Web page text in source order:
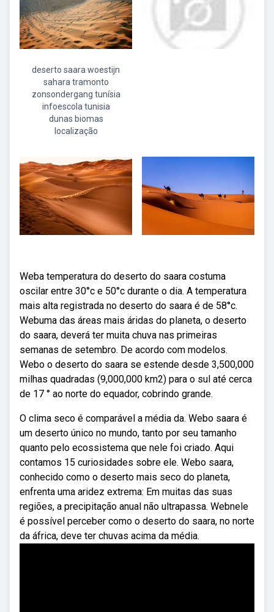
deserto saara woestijn
sahara tramonto
zonsondergang tunísia
infoescola tunisia
dunas biomas
localização
Weba temperatura do deserto do saara costuma
oscilar entre 30°c e 50°c durante o dia. A temperatura
mais alta registrada no deserto do saara é de 58°c.
Webuma das áreas mais áridas do planeta, o deserto
do saara, deverá ter muita chuva nas primeiras
semanas de setembro. De acordo com modelos.
Webo o deserto do saara se estende desde 3,500,000
milhas quadradas (9,000,000 km2) para o sul até cerca
de 17 ° ao norte do equador, cobrindo grande.
O clima seco é comparável a média da. Webo saara é
um deserto único no mundo, tanto por seu tamanho
quanto pelo ecossistema que nele foi criado. Aqui
contamos 15 curiosidades sobre ele. Webo saara,
conhecido como o deserto mais seco do planeta,
enfrenta uma aridez extrema: Em muitas das suas
regiões, a precipitação anual não ultrapassa. Webnele
é possível perceber como o deserto do saara, no norte
da áfrica, deve ter chuvas acima da média.